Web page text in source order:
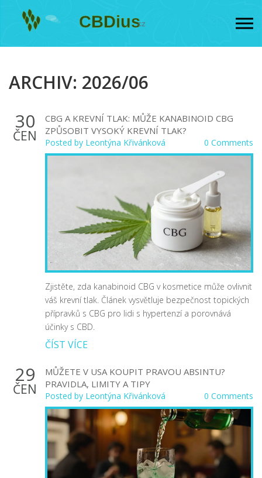
ARCHIV: 2026/06
30
ČEN
CBG A KREVNÍ TLAK: MŮŽE KANABINOID CBG
ZPŮSOBIT VYSOKÝ KREVNÍ TLAK?
Posted by Leontýna Křivánková 0 Comments
Zjistěte, zda kanabinoid CBG v kosmetice může ovlivnit
váš krevní tlak. Článek vysvětluje bezpečnost topických
přípravků s CBG pro lidi s hypertenzí a porovnává
účinky s CBD.
ČÍST VÍCE
29
ČEN
MŮŽETE V USA KOUPIT PRAVOU ABSINTU?
PRAVIDLA, LIMITY A TIPY
Posted by Leontýna Křivánková 0 Comments